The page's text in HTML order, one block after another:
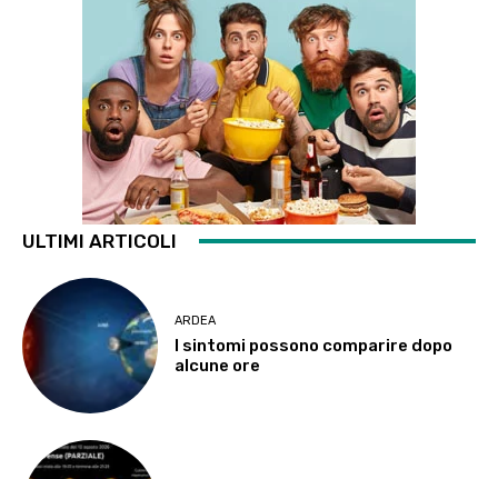
ULTIMI ARTICOLI
ARDEA
I sintomi possono comparire dopo
alcune ore